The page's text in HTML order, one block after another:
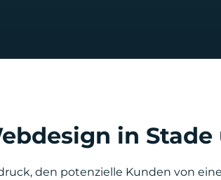
in
den potenzielle Kunden von